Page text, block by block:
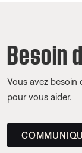
Besoin
Vous avez besoin
pour vous aider.